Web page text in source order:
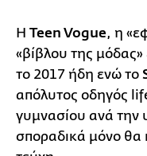
Η Teen Vogue, η
«βίβλου της
το 2017 ήδη ενώ το
απόλυτος οδηγός
γυμνασίου ανά την
σποραδικά μόνο θα